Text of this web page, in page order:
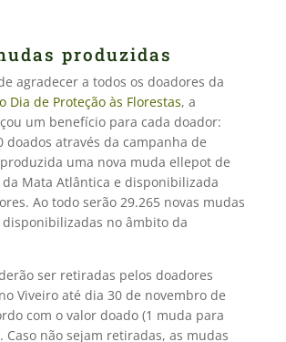
produzidas
agradecer a todos os doadores da
Dia de Proteção às Florestas, a
um benefício para cada doador:
doados através da campanha de
uma nova muda ellepot de
Mata Atlântica e disponibilizada
Ao todo serão 29.265 novas mudas
no âmbito da
ser retiradas pelos doadores
Viveiro até dia 30 de novembro de
com o valor doado (1 muda para
Caso não sejam retiradas, as mudas